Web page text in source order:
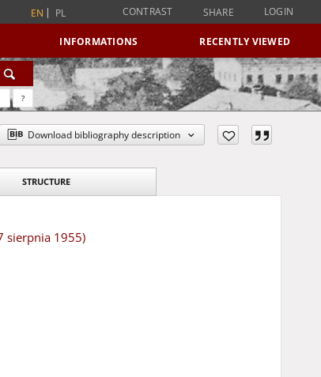
EN PL CONTRAST SHARE LOGIN
INFORMATIONS RECENTLY VIEWED
?
Download bibliography description
STRUCTURE
sierpnia 1955)